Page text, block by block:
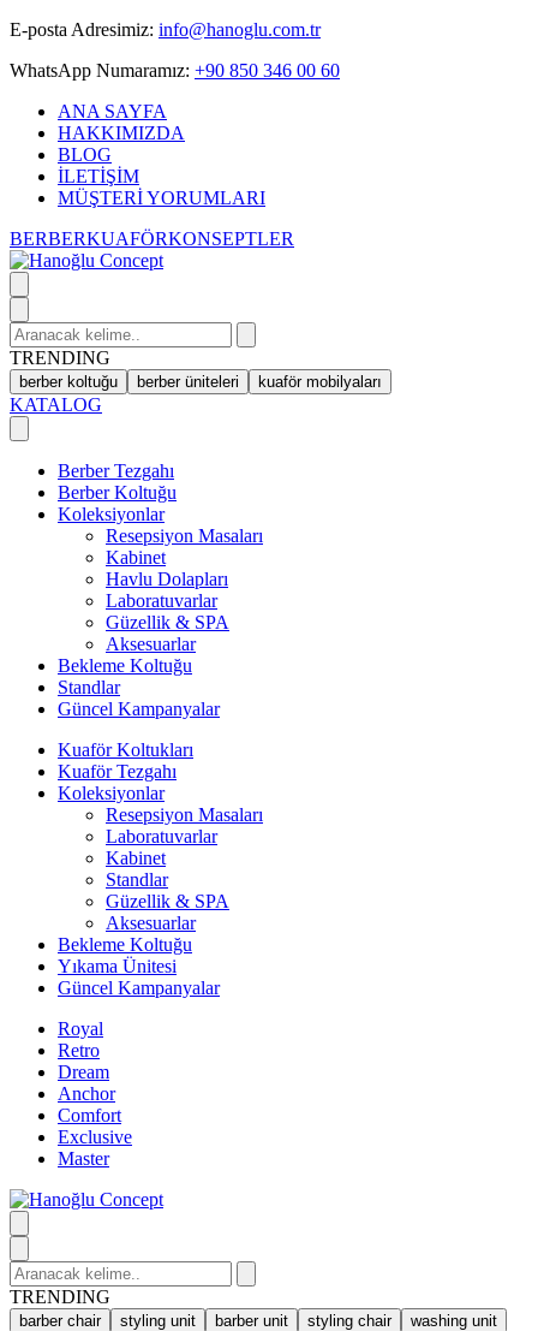
Skip
content
E-posta Adresimiz: info@hanoglu.com.tr
WhatsApp Numaramız: +90 850 346 00 60
ANA SAYFA
HAKKIMIZDA
BLOG
İLETİŞİM
MÜŞTERİ YORUMLARI
BERBERKUAFÖRKONSEPTLER
Search
for:
TRENDING
berber koltuğu berber üniteleri kuaför mobilyaları
KATALOG
Berber Tezgahı
Berber Koltuğu
Koleksiyonlar
Resepsiyon Masaları
Kabinet
Havlu Dolapları
Laboratuvarlar
Güzellik & SPA
Aksesuarlar
Bekleme Koltuğu
Standlar
Güncel Kampanyalar
Kuaför Koltukları
Kuaför Tezgahı
Koleksiyonlar
Resepsiyon Masaları
Laboratuvarlar
Kabinet
Standlar
Güzellik & SPA
Aksesuarlar
Bekleme Koltuğu
Yıkama Ünitesi
Güncel Kampanyalar
Royal
Retro
Dream
Anchor
Comfort
Exclusive
Master
Search
for:
TRENDING
barber chair styling unit barber unit styling chair washing unit